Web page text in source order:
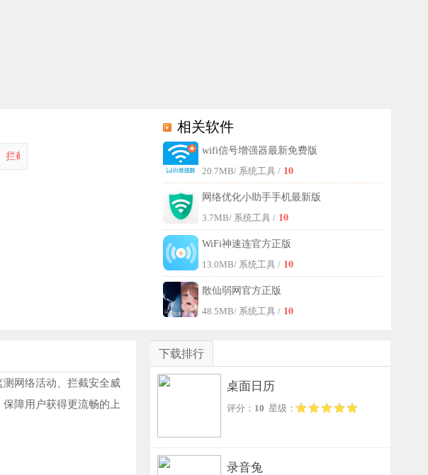
管理家庭与企业网络，还能协助用户排查和解决各类网络问题。该软件可随时智能调节网
相关软件
wifi信号增强器最新免费版
20.7MB/ 系统工具 / 10
网络优化小助手手机最新版
3.7MB/ 系统工具 / 10
WiFi神速连官方正版
13.0MB/ 系统工具 / 10
散仙弱网官方正版
48.5MB/ 系统工具 / 10
网络活动、拦截安全威
障用户获得更流畅的上
下载排行
桌面日历
评分： 10 星级：
录音兔